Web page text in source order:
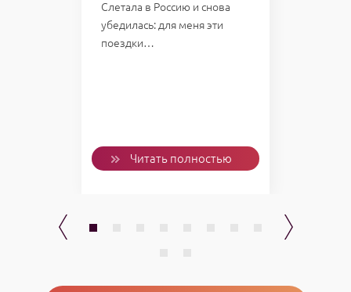
Слетала в Россию и снова
убедилась: для меня эти
поездки…
Читать полностью